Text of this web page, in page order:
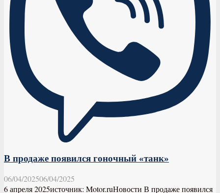
В продаже появился гоночный «танк»
06/04/202506/04/2025
6 апреля 2025источник: Motor.ruНовости В продаже появился